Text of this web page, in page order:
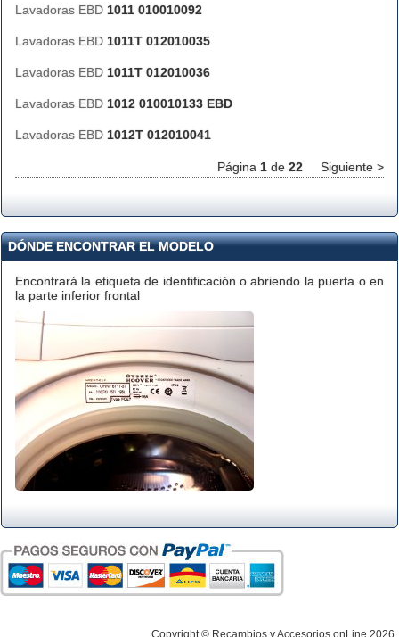
Lavadoras EBD 1011 010010092
Lavadoras EBD 1011T 012010035
Lavadoras EBD 1011T 012010036
Lavadoras EBD 1012 010010133 EBD
Lavadoras EBD 1012T 012010041
Página 1 de 22 Siguiente >
DÓNDE ENCONTRAR EL MODELO
Encontrará la etiqueta de identificación o abriendo la puerta o en
la parte inferior frontal
Copyright © Recambios y Accesorios onLine 2026